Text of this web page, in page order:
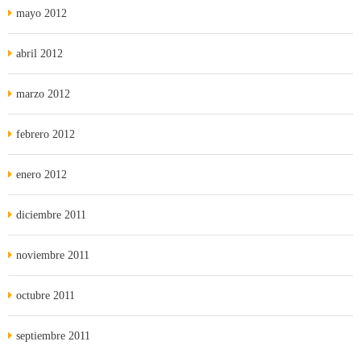
mayo 2012
abril 2012
marzo 2012
febrero 2012
enero 2012
diciembre 2011
noviembre 2011
octubre 2011
septiembre 2011